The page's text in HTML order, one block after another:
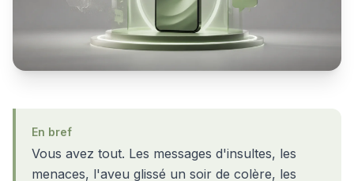
En bref
Vous avez tout. Les messages d'insultes, les
menaces, l'aveu glissé un soir de colère, les